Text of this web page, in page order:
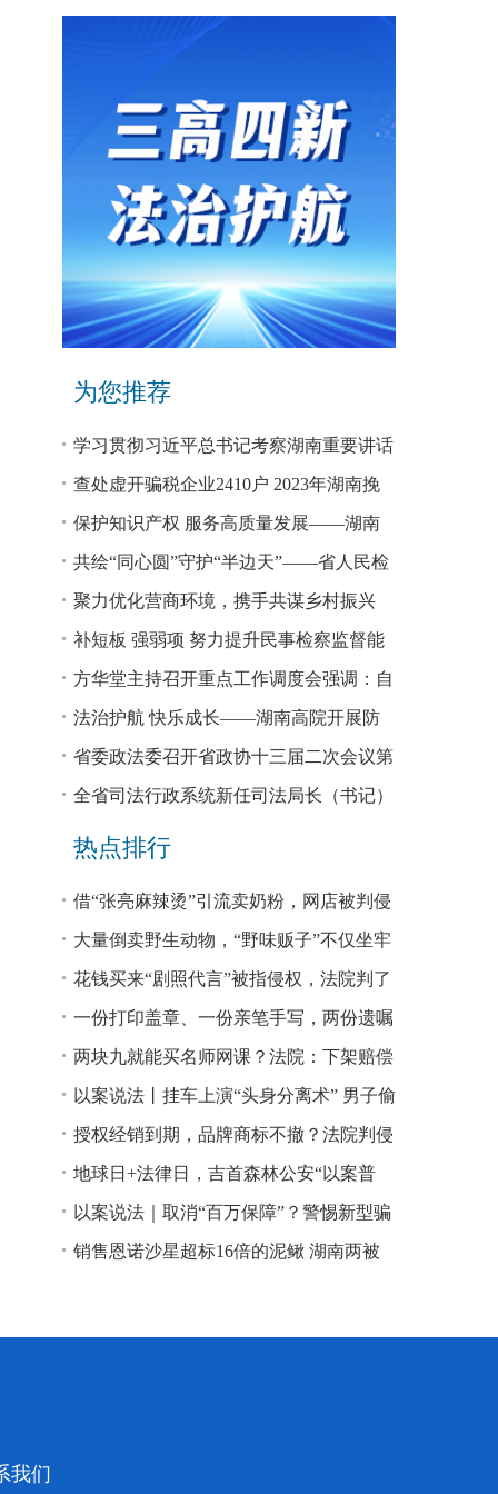
为您推荐
学习贯彻习近平总书记考察湖南重要讲话
和指示精神专题研讨班开班
查处虚开骗税企业2410户 2023年湖南挽
回税款损失48.2亿元
保护知识产权 服务高质量发展——湖南
省公安厅公布打击侵犯知识产权犯罪10起
典型案例
共绘“同心圆”守护“半边天”——省人民检
察院、省妇联共同主办检察开放日活动
聚力优化营商环境，携手共谋乡村振兴
—— 省法院驻大坪村工作队、村“两委”干
部赴企参观学习调研
补短板 强弱项 努力提升民事检察监督能
力
方华堂主持召开重点工作调度会强调：自
我加压 砥砺奋进 推动工作更有成效 更加
出彩
法治护航 快乐成长——湖南高院开展防
欺凌、防性侵公益普法宣讲
省委政法委召开省政协十三届二次会议第
0327号提案办理座谈会
全省司法行政系统新任司法局长（书记）
培训班开班 方华堂作专题辅导
热点排行
借“张亮麻辣烫”引流卖奶粉，网店被判侵
权！
大量倒卖野生动物，“野味贩子”不仅坐牢
还得赔钱
花钱买来“剧照代言”被指侵权，法院判了
一份打印盖章、一份亲笔手写，两份遗嘱
谁说了算？
两块九就能买名师网课？法院：下架赔偿
以案说法丨挂车上演“头身分离术” 男子偷
逃高速通行费获刑
授权经销到期，品牌商标不撤？法院判侵
权！
地球日+法律日，吉首森林公安“以案普
法”
以案说法｜取消“百万保障”？警惕新型骗
局！
销售恩诺沙星超标16倍的泥鳅 湖南两被
我们